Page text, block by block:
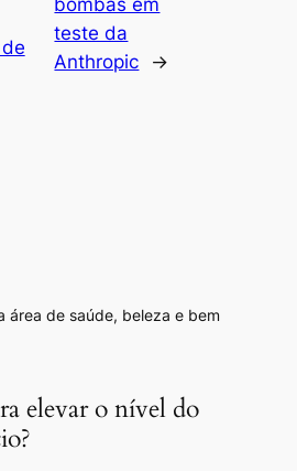
teste da
Anthropic
→
área de saúde, beleza e bem
elevar o nível do